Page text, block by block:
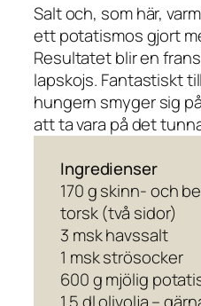
Salt och, som här,
ett potatismos gjort
Resultatet blir en
lapskojs. Fantastiskt
hungern smyger sig
att ta vara på det
Ingredienser
170 g skinn- och
torsk (två sidor)
3 msk havssalt
1 msk strösocker
600 g mjölig
1.5 dl olivolja –